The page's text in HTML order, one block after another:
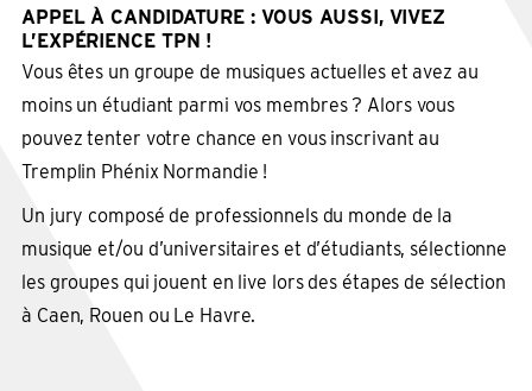
APPEL À CANDIDATURE : VOUS AUSSI, VIVEZ
L’EXPÉRIENCE TPN !
Vous êtes un groupe de musiques actuelles et avez au
moins un étudiant parmi vos membres ? Alors vous
pouvez tenter votre chance en vous inscrivant au
Tremplin Phénix Normandie !
Un jury composé de professionnels du monde de la
musique et/ou d’universitaires et d’étudiants, sélectionne
les groupes qui jouent en live lors des étapes de sélection
à Caen, Rouen ou Le Havre.